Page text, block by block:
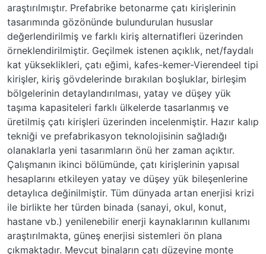
araştırılmıştır. Prefabrike betonarme çatı kirişlerinin
tasarımında gözönünde bulundurulan hususlar
değerlendirilmiş ve farklı kiriş alternatifleri üzerinden
örneklendirilmiştir. Geçilmek istenen açıklık, net/faydalı
kat yükseklikleri, çatı eğimi, kafes-kemer-Vierendeel tipi
kirişler, kiriş gövdelerinde bırakılan boşluklar, birleşim
bölgelerinin detaylandırılması, yatay ve düşey yük
taşıma kapasiteleri farklı ülkelerde tasarlanmış ve
üretilmiş çatı kirişleri üzerinden incelenmiştir. Hazır kalıp
tekniği ve prefabrikasyon teknolojisinin sağladığı
olanaklarla yeni tasarımların önü her zaman açıktır.
Çalışmanın ikinci bölümünde, çatı kirişlerinin yapısal
hesaplarını etkileyen yatay ve düşey yük bileşenlerine
detaylıca değinilmiştir. Tüm dünyada artan enerjisi krizi
ile birlikte her türden binada (sanayi, okul, konut,
hastane vb.) yenilenebilir enerji kaynaklarının kullanımı
araştırılmakta, güneş enerjisi sistemleri ön plana
çıkmaktadır. Mevcut binaların çatı düzeyine monte